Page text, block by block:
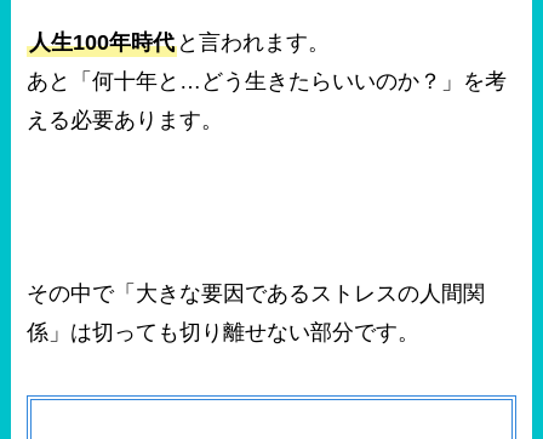
人生100年時代 と言われます。
あと「何十年と…どう生きたらいいのか？」を考
える必要あります。
その中で「大きな要因であるストレスの人間関
係」は切っても切り離せない部分です。